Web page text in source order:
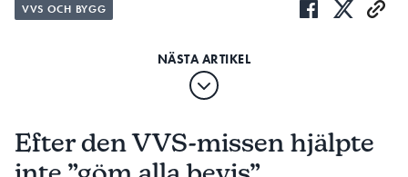
VVS OCH BYGG
Efter den VVS-missen hjälpte